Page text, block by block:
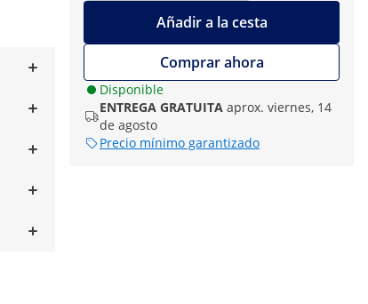
Añadir a la cesta
Comprar ahora
Disponible
ENTREGA GRATUITA aprox. viernes, 14
de agosto
Precio mínimo garantizado